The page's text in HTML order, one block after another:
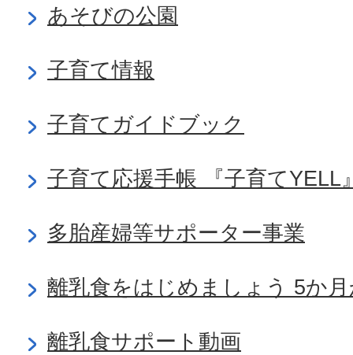
あそびの公園
子育て情報
子育てガイドブック
子育て応援手帳 『子育てYELL
多胎産婦等サポーター事業
離乳食をはじめましょう 5か
離乳食サポート動画